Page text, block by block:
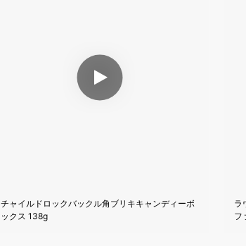
チャイルドロックバックル角ブリキキャンディーボ
ックス 138g
ラ
フ